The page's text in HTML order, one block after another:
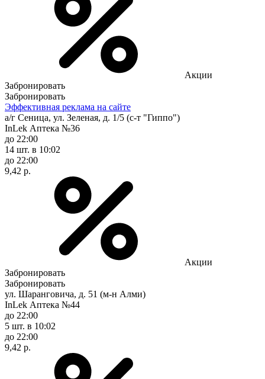
Акции
Забронировать
Забронировать
Эффективная реклама на сайте
а/г Сеница, ул. Зеленая, д. 1/5 (с-т "Гиппо")
InLek Аптека №36
до 22:00
14 шт. в 10:02
до 22:00
9,42 р.
Акции
Забронировать
Забронировать
ул. Шаранговича, д. 51 (м-н Алми)
InLek Аптека №44
до 22:00
5 шт. в 10:02
до 22:00
9,42 р.